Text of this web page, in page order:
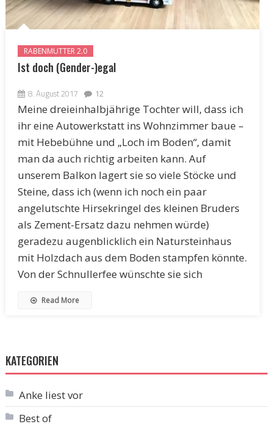
RABENMUTTER 2.0
Ist doch (Gender-)egal
8. August 2017 12
Meine dreieinhalbjährige Tochter will, dass ich
ihr eine Autowerkstatt ins Wohnzimmer baue –
mit Hebebühne und „Loch im Boden“, damit
man da auch richtig arbeiten kann. Auf
unserem Balkon lagert sie so viele Stöcke und
Steine, dass ich (wenn ich noch ein paar
angelutschte Hirsekringel des kleinen Bruders
als Zement-Ersatz dazu nehmen würde)
geradezu augenblicklich ein Natursteinhaus
mit Holzdach aus dem Boden stampfen könnte.
Von der Schnullerfee wünschte sie sich
Read More
KATEGORIEN
Anke liest vor
Best of